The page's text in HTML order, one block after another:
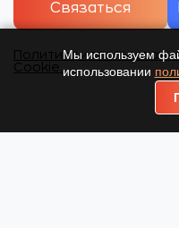
Связаться
Политика
Cookie.
Мы используем
использовании